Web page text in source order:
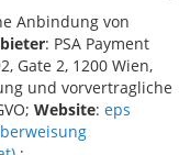
Anbindung von
: PSA Payment
Gate 2, 1200 Wien,
und vorvertragliche
Website: eps